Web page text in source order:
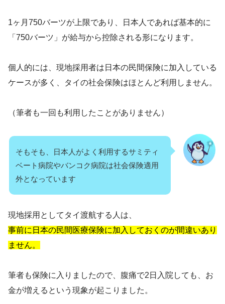
1ヶ月750バーツが上限であり、日本人であれば基本的に
「750バーツ」が給与から控除される形になります。
個人的には、現地採用者は日本の民間保険に加入している
ケースが多く、タイの社会保険はほとんど利用しません。
（筆者も一回も利用したことがありません）
そもそも、日本人がよく利用するサミティ
ベート病院やバンコク病院は社会保険適用
外となっています
現地採用としてタイ渡航する人は、
事前に日本の民間医療保険に加入しておくのが間違いあり
ません。
筆者も保険に入りましたので、腹痛で2日入院しても、お
金が増えるという現象が起こりました。